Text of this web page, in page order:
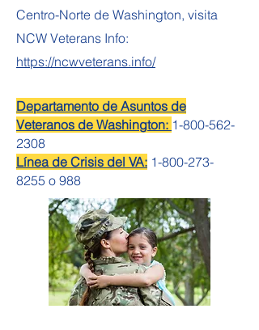
Centro-Norte de Washington, visita
NCW Veterans Info:
https://ncwveterans.info/
Departamento de Asuntos de
Veteranos de Washington: 1-800-562-
2308
Línea de Crisis del VA: 1-800-273-
8255 o 988